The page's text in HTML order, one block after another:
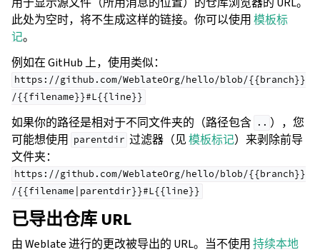
此处为空时，将不生成这样的链接。你可以使用模板标
记。
例如在 GitHub 上，使用类似：
https://github.com/WeblateOrg/hello/blob/{{branch}}
/{{filename}}#L{{line}}
如果你的路径是相对于不同文件夹的（路径包含 .. ），您
可能想使用 parentdir 过滤器（见模板标记）来剥除前导
文件夹：
https://github.com/WeblateOrg/hello/blob/{{branch}}
/{{filename|parentdir}}#L{{line}}
已导出仓库 URL
由 Weblate 进行的更改被导出的 URL。当不使用持续本地